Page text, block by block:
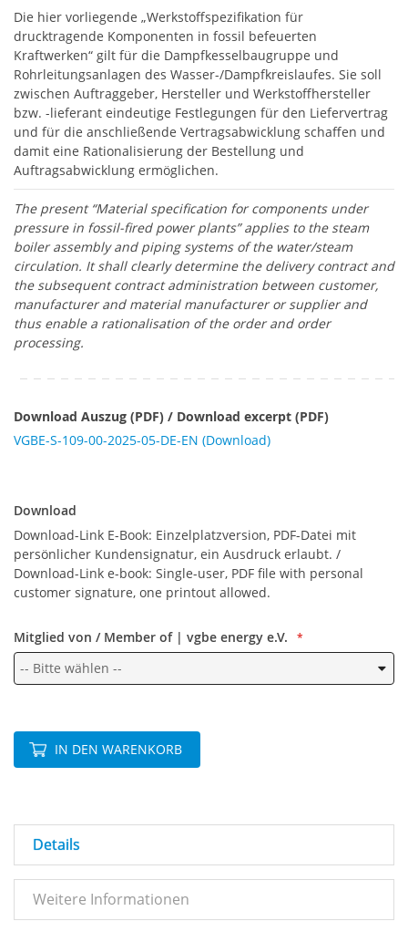
Die hier vorliegende „Werkstoffspezifikation für
drucktragende Komponenten in fossil befeuerten
Kraftwerken“ gilt für die Dampfkesselbaugruppe und
Rohrleitungsanlagen des Wasser-/Dampfkreislaufes. Sie soll
zwischen Auftraggeber, Hersteller und Werkstoffhersteller
bzw. -lieferant eindeutige Festlegungen für den Liefervertrag
und für die anschließende Vertragsabwicklung schaffen und
damit eine Rationalisierung der Bestellung und
Auftragsabwicklung ermöglichen.
The present “Material specification for components under
pressure in fossil-fired power plants” applies to the steam
boiler assembly and piping systems of the water/steam
circulation. It shall clearly determine the delivery contract and
the subsequent contract administration between customer,
manufacturer and material manufacturer or supplier and
thus enable a rationalisation of the order and order
processing.
Download Auszug (PDF) / Download excerpt (PDF)
VGBE-S-109-00-2025-05-DE-EN (Download)
Download
Download-Link E-Book: Einzelplatzversion, PDF-Datei mit
persönlicher Kundensignatur, ein Ausdruck erlaubt. /
Download-Link e-book: Single-user, PDF file with personal
customer signature, one printout allowed.
Mitglied von / Member of | vgbe energy e.V.
IN DEN WARENKORB
Details
Weitere Informationen